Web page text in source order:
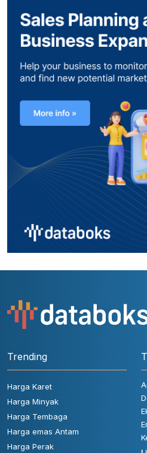
Trending
Harga Karet
Harga Minyak
Harga Tembaga
Harga emas Antam
Harga Perak